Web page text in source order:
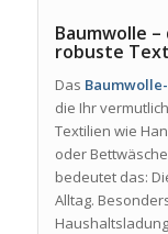
Baumwolle
robuste
Das
die Ihr
Textilien wie
oder
bedeutet das:
Alltag.